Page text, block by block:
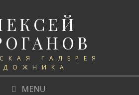
ГАЛЕРЕЯ
MENU